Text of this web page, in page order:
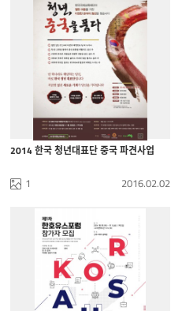
2014 한국 청년대표단 중국 파견사업
1 2016.02.02